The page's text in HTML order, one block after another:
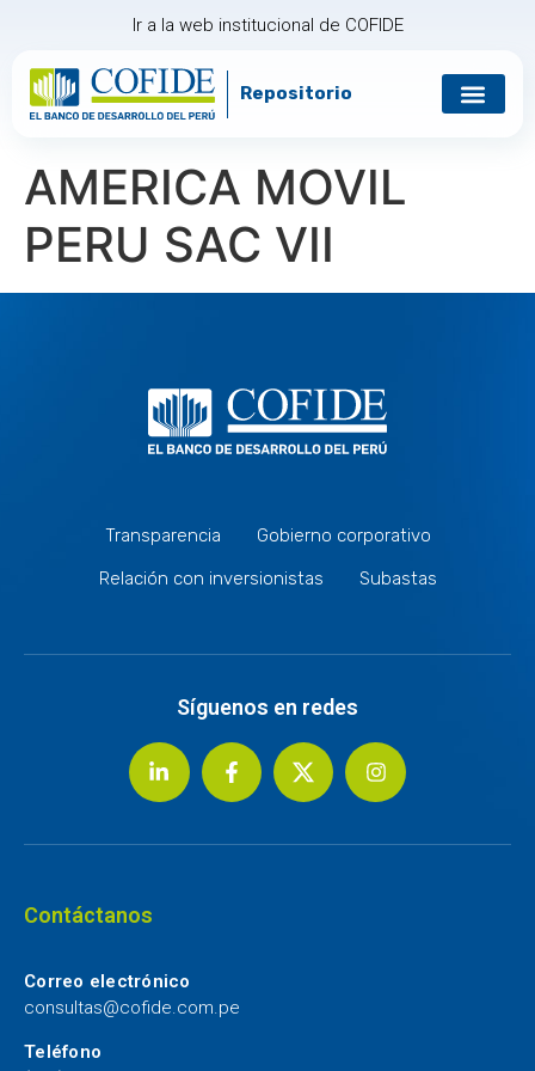
Ir a la web institucional de COFIDE
Repositorio
AMERICA MOVIL
PERU SAC VII
Transparencia
Gobierno corporativo
Relación con inversionistas
Subastas
Síguenos en redes
Contáctanos
Correo electrónico
consultas@cofide.com.pe
Teléfono